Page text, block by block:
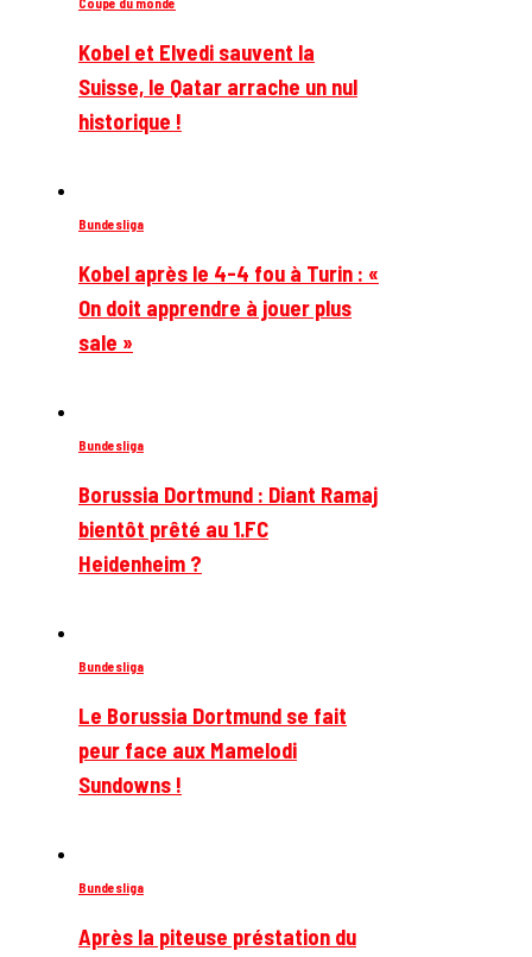
Kobel et Elvedi sauvent la
Suisse, le Qatar arrache un nul
historique !
Bundesliga
Kobel après le 4-4 fou à Turin : «
On doit apprendre à jouer plus
sale »
Bundesliga
Borussia Dortmund : Diant Ramaj
bientôt prêté au 1.FC
Heidenheim ?
Bundesliga
Le Borussia Dortmund se fait
peur face aux Mamelodi
Sundowns !
Bundesliga
Après la piteuse préstation du